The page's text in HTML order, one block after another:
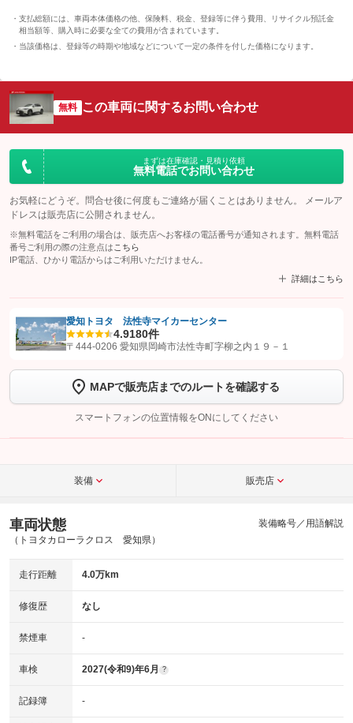
支払総額には、車両本体価格の他、保険料、税金、登録等に伴う費用、リサイクル預託金
相当額等、購入時に必要な全ての費用が含まれています。
当該価格は、登録等の時期や地域などについて一定の条件を付した価格になります。
無料 この車両に関するお問い合わせ
まずは在庫確認・見積り依頼
無料電話でお問い合わせ
お気軽にどうぞ。問合せ後に何度もご連絡が届くことはありません。 メールア
ドレスは販売店に公開されません。
※無料電話をご利用の場合は、販売店へお客様の電話番号が通知されます。無料電話
番号ご利用の際の注意点は こちら
IP電話、ひかり電話からはご利用いただけません。
詳細はこちら
【STEP1】認証画面でグーネットを友だち追加してから「許可する」ボタンを押
トーク画面で
ボタンをタップして問い合わせを
完了してください。
こちら
愛知トヨタ 法性寺マイカーセンター
4.9180件
〒444-0206 愛知県岡崎市法性寺町字柳之内１９－１
MAPで販売店までのルートを確認する
スマートフォンの位置情報をONにしてください
装備 販売店
車両状態
（トヨタカローラクロス 愛知県）
装備略号／用語解説
走行距離 4.0万km
修復歴 なし
禁煙車 -
車検 2027(令和9)年6月 ?
記録簿 -